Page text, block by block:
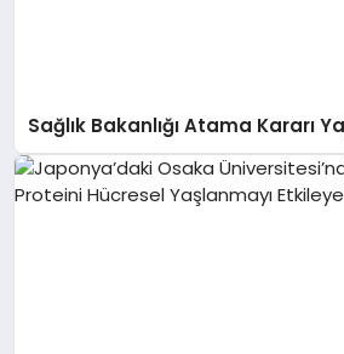
Sağlık Bakanlığı Atama Kararı